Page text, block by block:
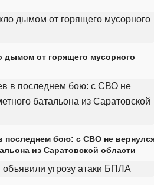
дымом от горящего мусорного
последнем бою: с СВО не
из Саратовской области